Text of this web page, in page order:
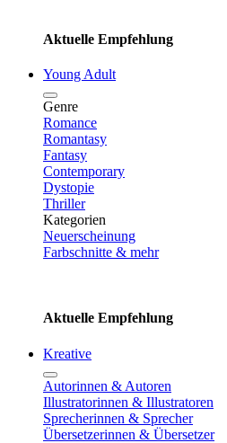
Aktuelle Empfehlung
Young Adult
Genre
Romance
Romantasy
Fantasy
Contemporary
Dystopie
Thriller
Kategorien
Neuerscheinung
Farbschnitte & mehr
Aktuelle Empfehlung
Kreative
Autorinnen & Autoren
Illustratorinnen & Illustratoren
Sprecherinnen & Sprecher
Übersetzerinnen & Übersetzer